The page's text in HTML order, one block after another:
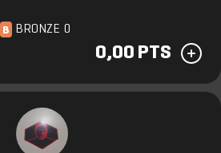
B BRONZE 0
0,00 PTS